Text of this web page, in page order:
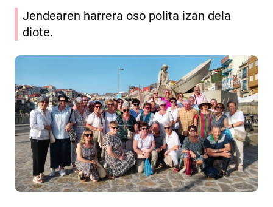
Jendearen harrera oso polita izan dela
diote.